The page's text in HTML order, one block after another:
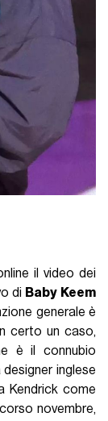
il video dei
di Baby Keem
generale è
certo un caso,
è il connubio
inglese
Kendrick come
novembre,